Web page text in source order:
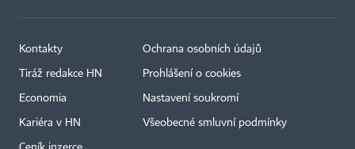
Kontakty
Tiráž redakce HN
Economia
Kariéra v HN
Ochrana osobních údajů
Prohlášení o cookies
Nastavení soukromí
Všeobecné smluvní podmínky